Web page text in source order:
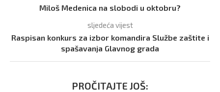
Miloš Medenica na slobodi u oktobru?
sljedeća vijest
Raspisan konkurs za izbor komandira Službe zaštite i
spašavanja Glavnog grada
PROČITAJTE JOŠ: